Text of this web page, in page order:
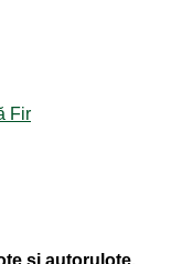
si autorulote.